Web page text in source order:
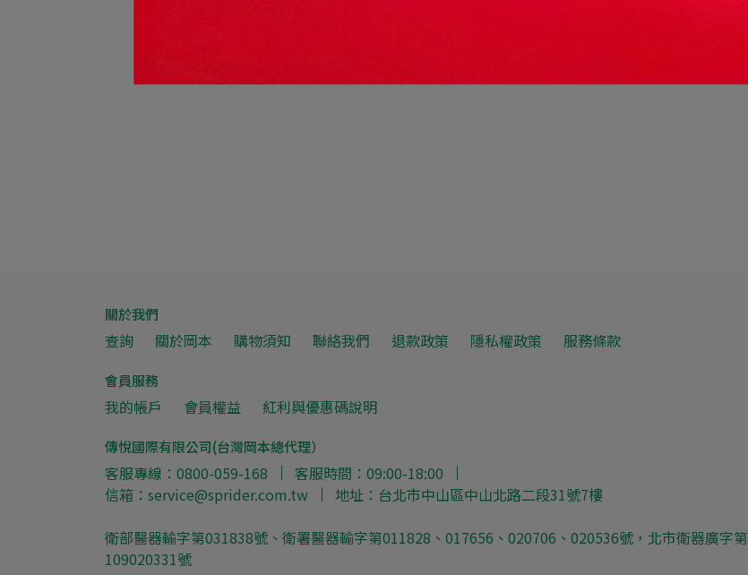
關於我們
查詢 關於岡本 購物須知 聯絡我們 退款政策 隱私權政策 服務條款
會員服務
我的帳戶 會員權益 紅利與優惠碼說明
傳悅國際有限公司(台灣岡本總代理）
客服專線：0800-059-168
客服時間：09:00-18:00
信箱：service@sprider.com.tw
地址：台北市中山區中山北路二段31號7樓
衛部醫器輸字第031838號、衛署醫器輸字第011828、017656、020706、020536號，北市衛器廣字第
109020331號